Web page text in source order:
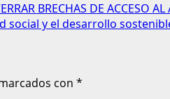
BRECHAS DE ACCESO
social y el desarrollo
con *